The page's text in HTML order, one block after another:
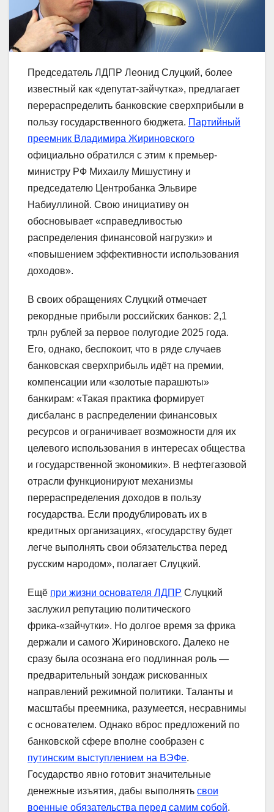
Председатель ЛДПР Леонид Слуцкий, более
известный как «депутат-зайчутка», предлагает
перераспределить банковские сверхприбыли в
пользу государственного бюджета. Партийный
преемник Владимира Жириновского
официально обратился с этим к премьер-
министру РФ Михаилу Мишустину и
председателю Центробанка Эльвире
Набиуллиной. Свою инициативу он
обосновывает «справедливостью
распределения финансовой нагрузки» и
«повышением эффективности использования
доходов».
В своих обращениях Слуцкий отмечает
рекордные прибыли российских банков: 2,1
трлн рублей за первое полугодие 2025 года.
Его, однако, беспокоит, что в ряде случаев
банковская сверхприбыль идёт на премии,
компенсации или «золотые парашюты»
банкирам: «Такая практика формирует
дисбаланс в распределении финансовых
ресурсов и ограничивает возможности для их
целевого использования в интересах общества
и государственной экономики». В нефтегазовой
отрасли функционируют механизмы
перераспределения доходов в пользу
государства. Если продублировать их в
кредитных организациях, «государству будет
легче выполнять свои обязательства перед
русским народом», полагает Слуцкий.
Ещё при жизни основателя ЛДПР Слуцкий
заслужил репутацию политического
фрика-«зайчутки». Но долгое время за фрика
держали и самого Жириновского. Далеко не
сразу была осознана его подлинная роль —
предварительный зондаж рискованных
направлений режимной политики. Таланты и
масштабы преемника, разумеется, несравнимы
с основателем. Однако вброс предложений по
банковской сфере вполне сообразен с
путинским выступлением на ВЭФе.
Государство явно готовит значительные
денежные изъятия, дабы выполнять свои
военные обязательства перед самим собой.